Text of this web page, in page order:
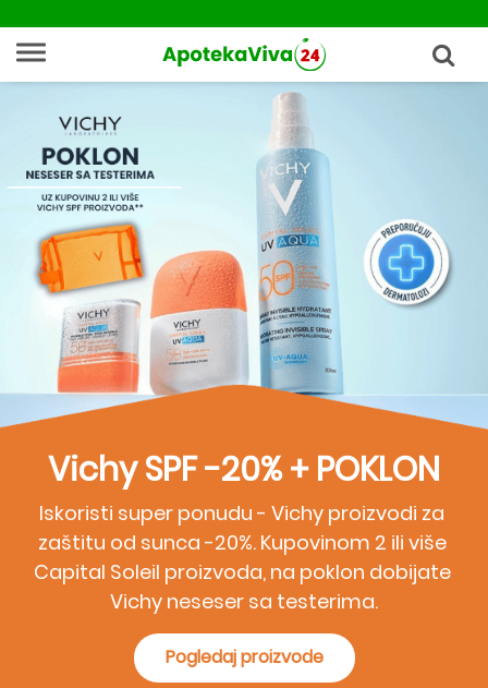
Vichy SPF -20% + POKLON
Iskoristi super ponudu - Vichy proizvodi za
zaštitu od sunca -20%. Kupovinom 2 ili više
Capital Soleil proizvoda, na poklon dobijate
Vichy neseser sa testerima.
Pogledaj proizvode